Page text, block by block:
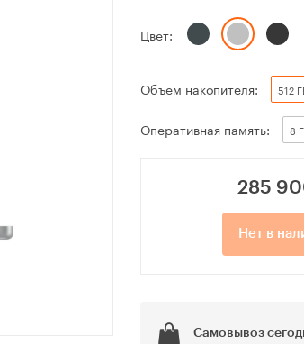
Цвет:
Объем накопителя: 512
Оперативная память: 8
285
Нет в
Самовывоз